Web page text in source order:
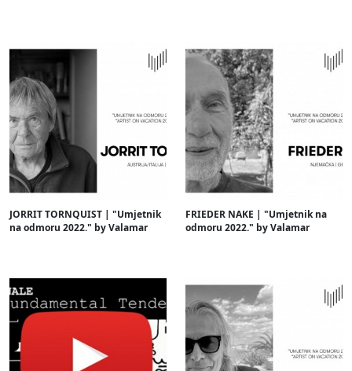
JORRIT TORNQUIST | "Umjetnik
na odmoru 2022." by Valamar
FRIEDER NAKE | "Umjetnik na
odmoru 2022." by Valamar